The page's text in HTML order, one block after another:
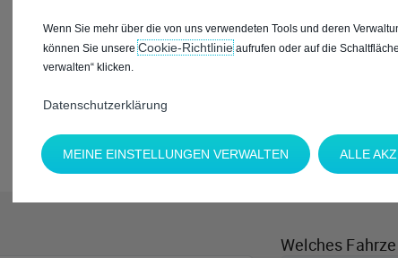
Welches
Wenn Sie mehr über die von uns verwendeten Tools und deren
können Sie unsereCookie‑Richtlinieaufrufen oder auf die
verwalten“ klicken.
Datenschutzerklärung
MEINE EINSTELLUNGEN VERWALTEN ALLE